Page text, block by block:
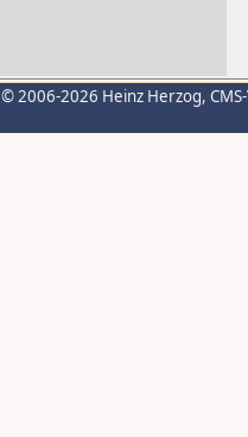
© 2006-2026 Heinz Herzog,